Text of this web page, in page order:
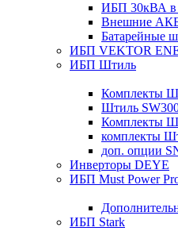
ИБП 30кВА в
Внешние
Батарейные
ИБП VEKTOR
ИБП Штиль
Комплекты
Штиль
Комплекты
комплекты
доп. опции
Инверторы DEYE
ИБП Must Power
ИБП Stark